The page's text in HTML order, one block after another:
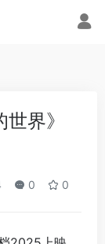
界》
0 0